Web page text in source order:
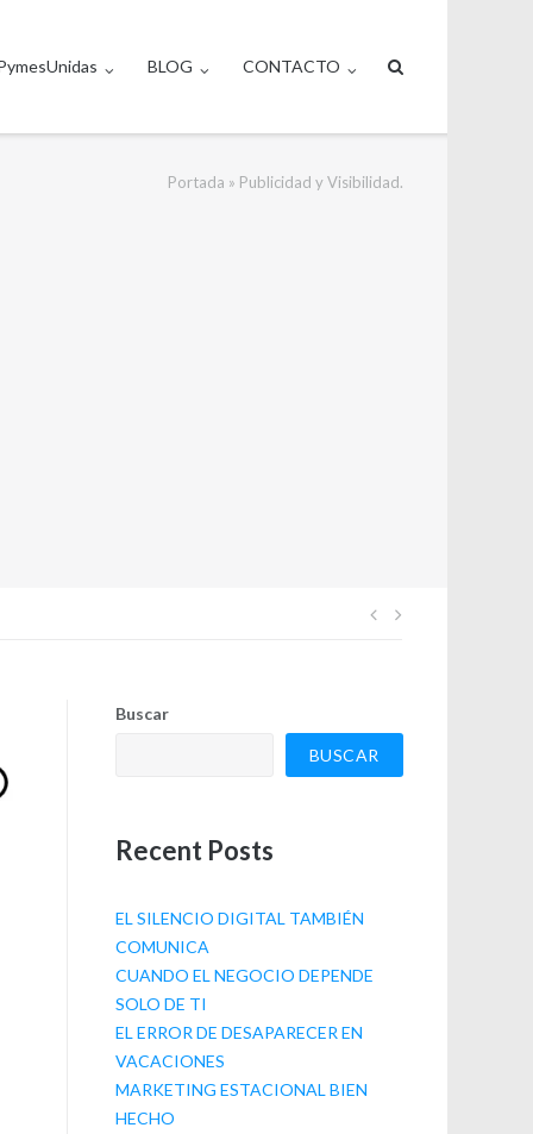
BLOG CONTACTO
Portada » Publicidad y Visibilidad.
Navegación
entradas
Buscar
BUSCAR
Recent Posts
EL SILENCIO DIGITAL TAMBIÉN
COMUNICA
CUANDO EL NEGOCIO DEPENDE
SOLO DE TI
EL ERROR DE DESAPARECER EN
VACACIONES
MARKETING ESTACIONAL BIEN
HECHO